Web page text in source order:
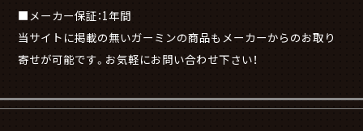
■メーカー保証：1年間
当サイトに掲載の無いガーミンの商品もメーカーからのお取り
寄せが可能です。お気軽にお問い合わせ下さい！